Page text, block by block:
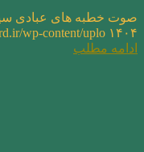
۱۴۰۴ https://mousavifard.ir/wp-content/uplo...
ادامه مطلب